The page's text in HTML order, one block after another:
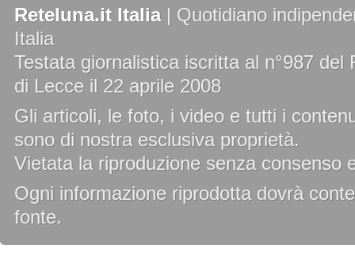
Reteluna.it Italia| Quotidiano
Italia
Testata giornalistica iscritta al n°987
di Lecce il 22 aprile 2008
Gli articoli, le foto, i video e tutti i
sono di nostra esclusiva proprietà.
Vietata la riproduzione senza consenso
Ogni informazione riprodotta dovrà
fonte.